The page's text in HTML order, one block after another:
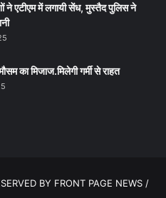
ने एटीएम में लगायी सेंध, मुस्तैद पुलिस ने
का मिजाज.मिलेगी गर्मी से राहत
BY FRONT PAGE NEWS /